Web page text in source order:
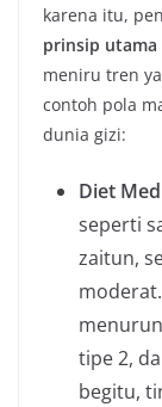
karena itu,
prinsip
meniru tren
contoh pola
dunia gizi:
Diet
seperti
zaitun,
tipe 2,
begitu,